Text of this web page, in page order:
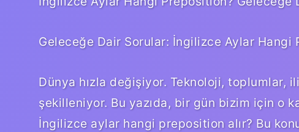
Geleceğe Dair Sorular: İngilizce Aylar Hangi
Dünya hızla değişiyor. Teknoloji,
şekilleniyor. Bu yazıda, bir gün bizim için o
İngilizce aylar hangi preposition alır? Bu